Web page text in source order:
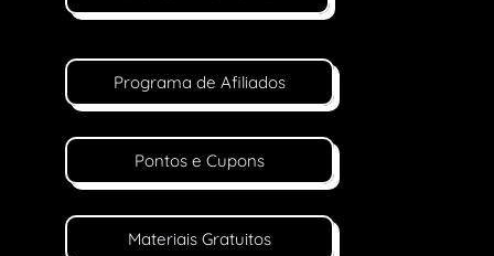
Programa de Afiliados
Pontos e Cupons
Materiais Gratuitos